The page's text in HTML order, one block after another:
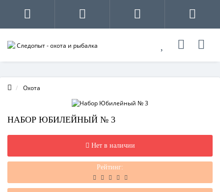
Охота
НАБОР ЮБИЛЕЙНЫЙ № 3
Нет в наличии
Рейтинг: